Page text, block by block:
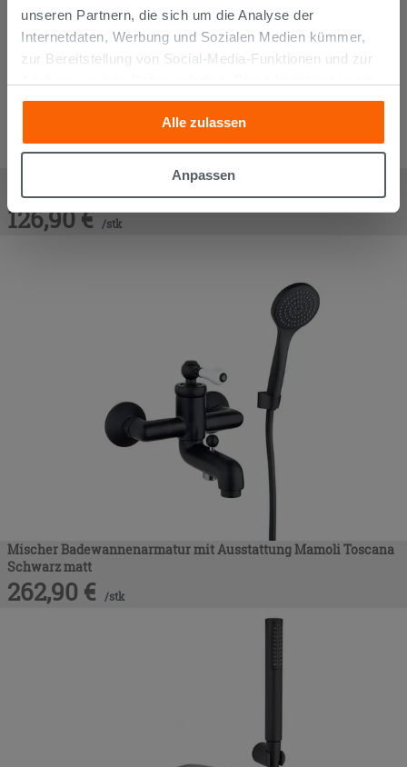
unseren Partnern, die sich um die Analyse der
Internetdaten, Werbung und Sozialen Medien kümmer,
zur Bereitstellung von Social-Media-Funktionen und zur
anderen Informationen, die Sie ihnen geliefert haben oder
die sie aufgrund Ihrer Verwendung ihrer Dienste
gesammelt haben, kombinieren. Falls Sie mehr wissen
möchten oder Ihre Zustimmung zu allen oder einigen
Zustimmung kann durch Klicken auf die Schaltfläche
„Cookies akzeptieren“ gegeben werden. Wenn Sie auf
Alle zulassen
Anpassen
Mischer Mamoli Badewannenarmatur mit Ausstattung Roma
Schwarz matt
126,90€ /stk
Mischer Badewannenarmatur mit Ausstattung Mamoli Toscana
Schwarz matt
262,90 € /stk